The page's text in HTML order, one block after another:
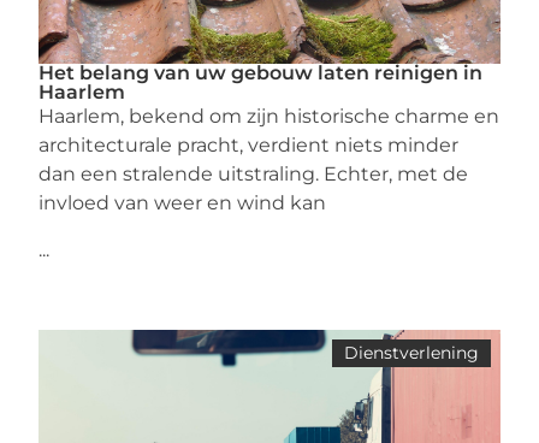
Het belang van uw gebouw laten reinigen in
Haarlem
Haarlem, bekend om zijn historische charme en
architecturale pracht, verdient niets minder
dan een stralende uitstraling. Echter, met de
invloed van weer en wind kan
...
Dienstverlening